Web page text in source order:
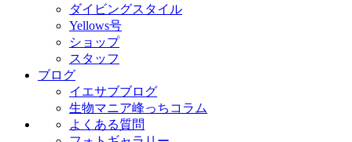
ダイビングスタイル
Yellows号
ショップ
スタッフ
ブログ
イエサブブログ
生物マニア峰っちコラム
よくある質問